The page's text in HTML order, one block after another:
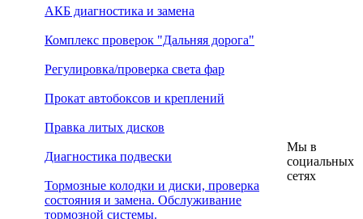
АКБ диагностика и замена
Комплекс проверок "Дальняя дорога"
Регулировка/проверка света фар
Прокат автобоксов и креплений
Правка литых дисков
Диагностика подвески
Тормозные колодки и диски, проверка
состояния и замена. Обслуживание
тормозной системы.
Мы в
социальных
сетях